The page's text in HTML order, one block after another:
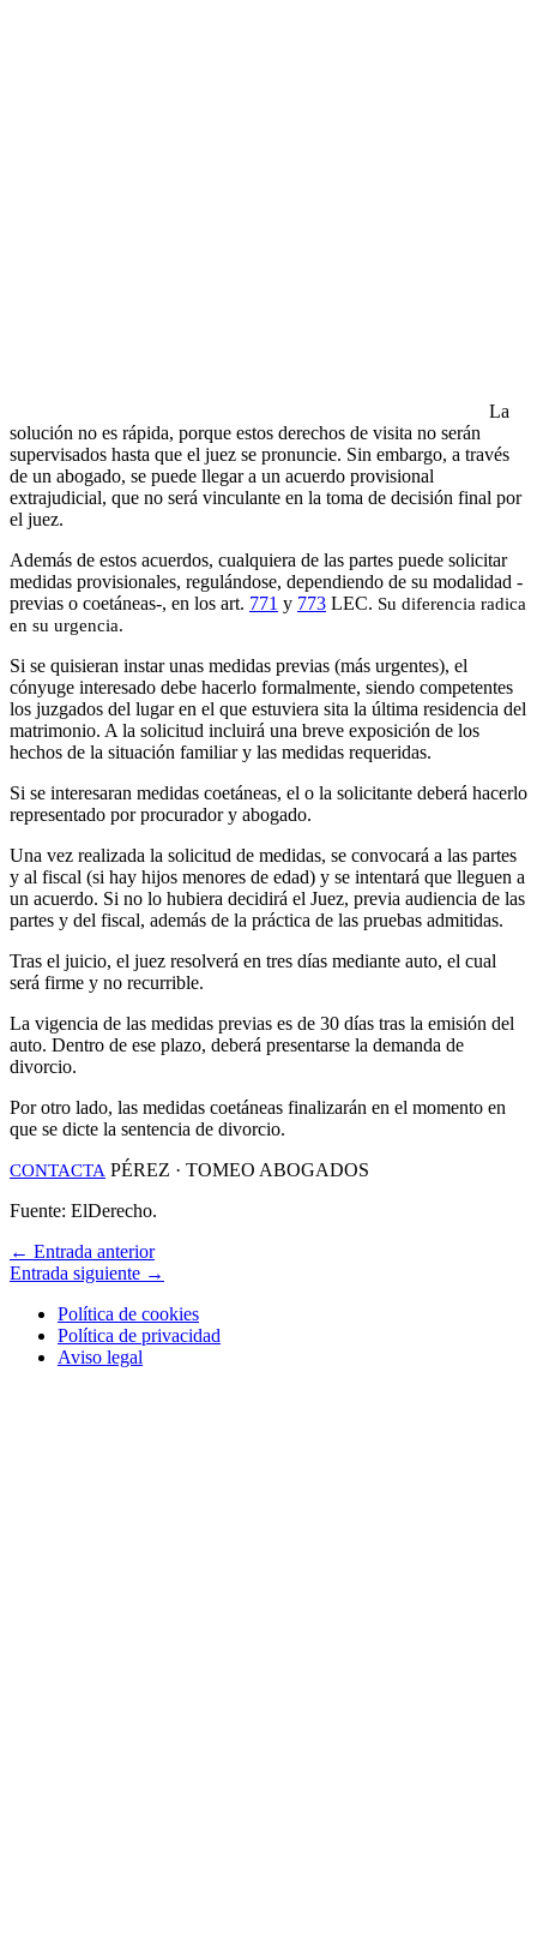
La
solución no es rápida, porque estos derechos de visita no serán
supervisados hasta que el juez se pronuncie. Sin embargo, a través
de un abogado, se puede llegar a un acuerdo provisional
extrajudicial, que no será vinculante en la toma de decisión final por
el juez.
Además de estos acuerdos, cualquiera de las partes puede solicitar
medidas provisionales, regulándose, dependiendo de su modalidad -
previas o coetáneas-, en los art. 771 y 773 LEC. Su diferencia radica
en su urgencia.
Si se quisieran instar unas medidas previas (más urgentes), el
cónyuge interesado debe hacerlo formalmente, siendo competentes
los juzgados del lugar en el que estuviera sita la última residencia del
matrimonio. A la solicitud incluirá una breve exposición de los
hechos de la situación familiar y las medidas requeridas.
Si se interesaran medidas coetáneas, el o la solicitante deberá hacerlo
representado por procurador y abogado.
Una vez realizada la solicitud de medidas, se convocará a las partes
y al fiscal (si hay hijos menores de edad) y se intentará que lleguen a
un acuerdo. Si no lo hubiera decidirá el Juez, previa audiencia de las
partes y del fiscal, además de la práctica de las pruebas admitidas.
Tras el juicio, el juez resolverá en tres días mediante auto, el cual
será firme y no recurrible.
La vigencia de las medidas previas es de 30 días tras la emisión del
auto. Dentro de ese plazo, deberá presentarse la demanda de
divorcio.
Por otro lado, las medidas coetáneas finalizarán en el momento en
que se dicte la sentencia de divorcio.
CONTACTA PÉREZ · TOMEO ABOGADOS
Fuente: ElDerecho.
← Entrada anterior
Entrada siguiente →
Política de cookies
Política de privacidad
Aviso legal